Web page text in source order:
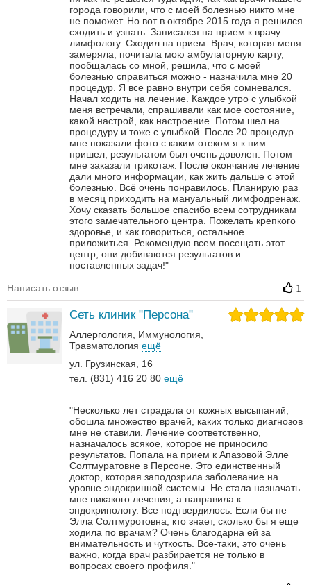
города говорили, что с моей болезнью никто мне
не поможет. Но вот в октябре 2015 года я решился
сходить и узнать. Записался на прием к врачу
лимфологу. Сходил на прием. Врач, которая меня
замеряла, почитала мою амбулаторную карту,
пообщалась со мной, решила, что с моей
болезнью справиться можно - назначила мне 20
процедур. Я все равно внутри себя сомневался.
Начал ходить на лечение. Каждое утро с улыбкой
меня встречали, спрашивали как мое состояние,
какой настрой, как настроение. Потом шел на
процедуру и тоже с улыбкой. После 20 процедур
мне показали фото с каким отеком я к ним
пришел, результатом был очень доволен. Потом
мне заказали трикотаж. После окончание лечение
дали много информации, как жить дальше с этой
болезнью. Всё очень понравилось. Планирую раз
в месяц приходить на мануальный лимфодренаж.
Хочу сказать большое спасибо всем сотрудникам
этого замечательного центра. Пожелать крепкого
здоровье, и как говориться, остальное
приложиться. Рекомендую всем посещать этот
центр, они добиваются результатов и
поставленных задач!"
Написать отзыв 1
Сеть клиник "Персона"
Аллергология
Иммунология
Травматология ещё
ул. Грузинская, 16
тел. (831) 416 20 80 ещё
"Несколько лет страдала от кожных высыпаний,
обошла множество врачей, каких только диагнозов
мне не ставили. Лечение соответственно,
назначалось всякое, которое не приносило
результатов. Попала на прием к Апазовой Элле
Солтмуратовне в Персоне. Это единственный
доктор, которая заподозрила заболевание на
уровне эндокринной системы. Не стала назначать
мне никакого лечения, а направила к
эндокринологу. Все подтвердилось. Если бы не
Элла Солтмуротовна, кто знает, сколько бы я еще
ходила по врачам? Очень благодарна ей за
внимательность и чуткость. Все-таки, это очень
важно, когда врач разбирается не только в
вопросах своего профиля."